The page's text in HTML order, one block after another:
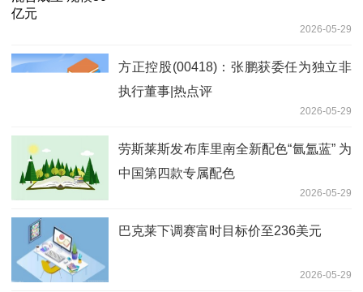
2026-05-29
方正控股(00418)：张鹏获委任为独立非
执行董事|热点评
2026-05-29
劳斯莱斯发布库里南全新配色“氤氲蓝” 为
中国第四款专属配色
2026-05-29
巴克莱下调赛富时目标价至236美元
2026-05-29